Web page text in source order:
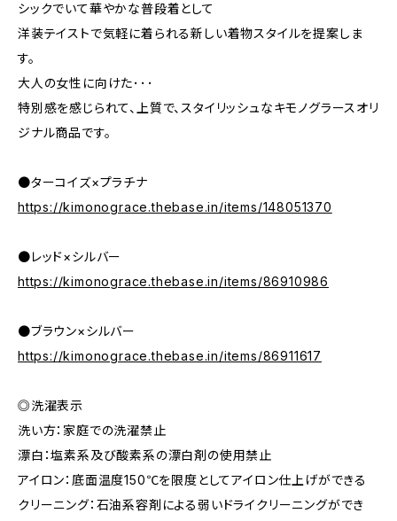
シックでいて華やかな普段着として
洋装テイストで気軽に着られる新しい着物スタイルを提案しま
す。
大人の女性に向けた･･･
特別感を感じられて、上質で、スタイリッシュなキモノグラースオリ
ジナル商品です。
●ターコイズ×プラチナ
https://kimonograce.thebase.in/items/148051370
●レッド×シルバー
https://kimonograce.thebase.in/items/86910986
●ブラウン×シルバー
https://kimonograce.thebase.in/items/86911617
◎洗濯表示
洗い方：家庭での洗濯禁止
漂白：塩素系及び酸素系の漂白剤の使用禁止
アイロン：底面温度150℃を限度としてアイロン仕上げができる
クリーニング：石油系容剤による弱いドライクリーニングができ